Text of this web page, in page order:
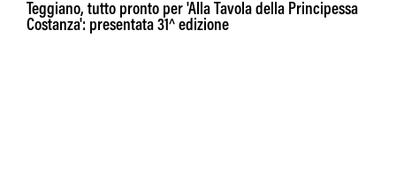
Teggiano, tutto pronto per 'Alla Tavola della Principessa
Costanza': presentata 31^ edizione